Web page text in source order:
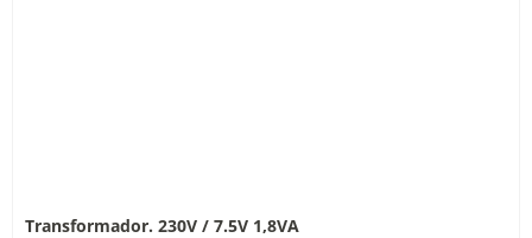
Transformador. 230V / 7.5V 1,8VA